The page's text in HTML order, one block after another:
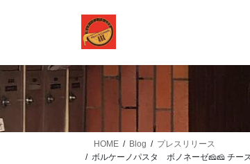
ツ
に
移
動
シ
ョ
ン
に
HOME Blog
プレスリリース
ボルケーノパスタ ボノネーゼ🧀🧀 チー